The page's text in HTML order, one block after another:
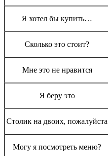
Я хотел бы купить…
Сколько это стоит?
Мне это не нравится
Я беру это
Столик на двоих, пожалуйста
Могу я посмотреть меню?